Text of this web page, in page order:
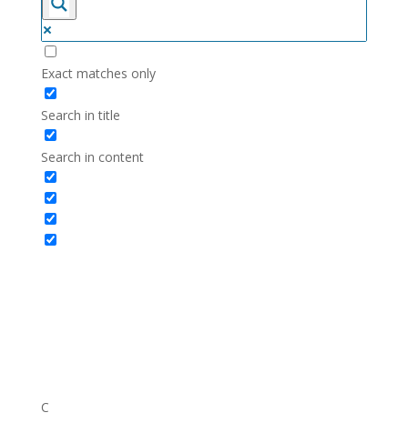
Exact matches only
Search in title
Search in content
C